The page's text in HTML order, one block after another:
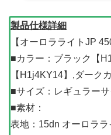
製品仕様詳細
【オーロラライトJP
■カラー：ブラック【
【H1j4KY14】,ダーク
■サイズ：レギュラー
■素材：
表地：15dn オーロララ